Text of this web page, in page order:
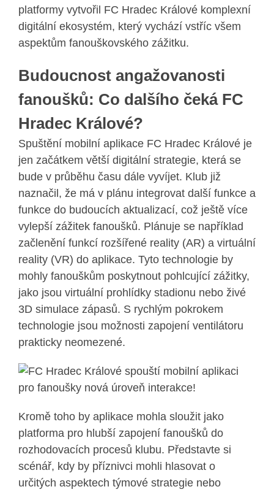
platformy vytvořil FC Hradec Králové komplexní
digitální ekosystém, který vychází vstříc všem
aspektům fanouškovského zážitku.
Budoucnost angažovanosti
fanoušků: Co dalšího čeká FC
Hradec Králové?
Spuštění mobilní aplikace FC Hradec Králové je
jen začátkem větší digitální strategie, která se
bude v průběhu času dále vyvíjet. Klub již
naznačil, že má v plánu integrovat další funkce a
funkce do budoucích aktualizací, což ještě více
vylepší zážitek fanoušků. Plánuje se například
začlenění funkcí rozšířené reality (AR) a virtuální
reality (VR) do aplikace. Tyto technologie by
mohly fanouškům poskytnout pohlcující zážitky,
jako jsou virtuální prohlídky stadionu nebo živé
3D simulace zápasů. S rychlým pokrokem
technologie jsou možnosti zapojení ventilátoru
prakticky neomezené.
Kromě toho by aplikace mohla sloužit jako
platforma pro hlubší zapojení fanoušků do
rozhodovacích procesů klubu. Představte si
scénář, kdy by příznivci mohli hlasovat o
určitých aspektech týmové strategie nebo